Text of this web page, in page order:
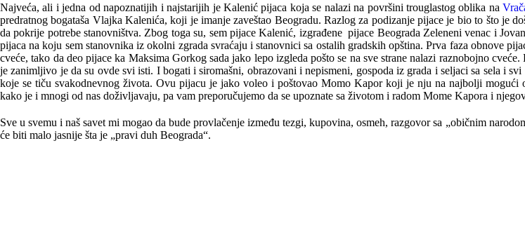
Najveća, ali i jedna od napoznatijih i najstarijih je Kalenić pijaca koja se nalazi na površini trouglastog oblika na
predratnog bogataša Vlajka Kalenića, koji je imanje zaveštao Beogradu. Razlog za podizanje pijace je bio to što je
da pokrije potrebe stanovništva. Zbog toga su, sem pijace Kalenić, izgrađene pijace Beograda Zeleneni venac i
pijaca na koju sem stanovnika iz okolni zgrada svraćaju i stanovnici sa ostalih gradskih opština. Prva faza obnove
cveće, tako da deo pijace ka Maksima Gorkog sada jako lepo izgleda pošto se na sve strane nalazi raznobojno
je zanimljivo je da su ovde svi isti. I bogati i siromašni, obrazovani i nepismeni, gospoda iz grada i seljaci sa sela i
koje se tiču svakodnevnog života. Ovu pijacu je jako voleo i poštovao Momo Kapor koji je nju na najbolji
kako je i mnogi od nas doživljavaju, pa vam preporučujemo da se upoznate sa životom i radom Mome Kapora i
Sve u svemu i naš savet mi mogao da bude provlačenje između tezgi, kupovina, osmeh, razgovor sa „običnim
će biti malo jasnije šta je „pravi duh Beograda“.